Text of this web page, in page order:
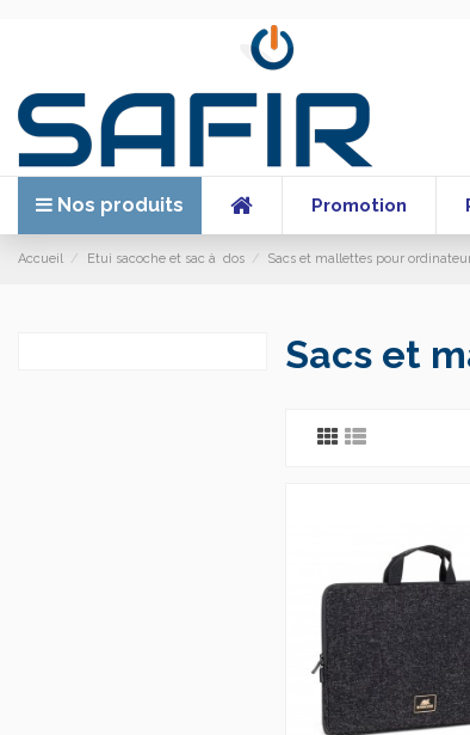
Nos produits Promotion
Accueil Etui sacoche et sac à dos Sacs et mallettes pour
Sacs et